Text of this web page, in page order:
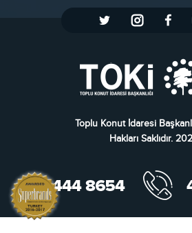
Toplu Konut İdaresi
Hakları Saklıdır.